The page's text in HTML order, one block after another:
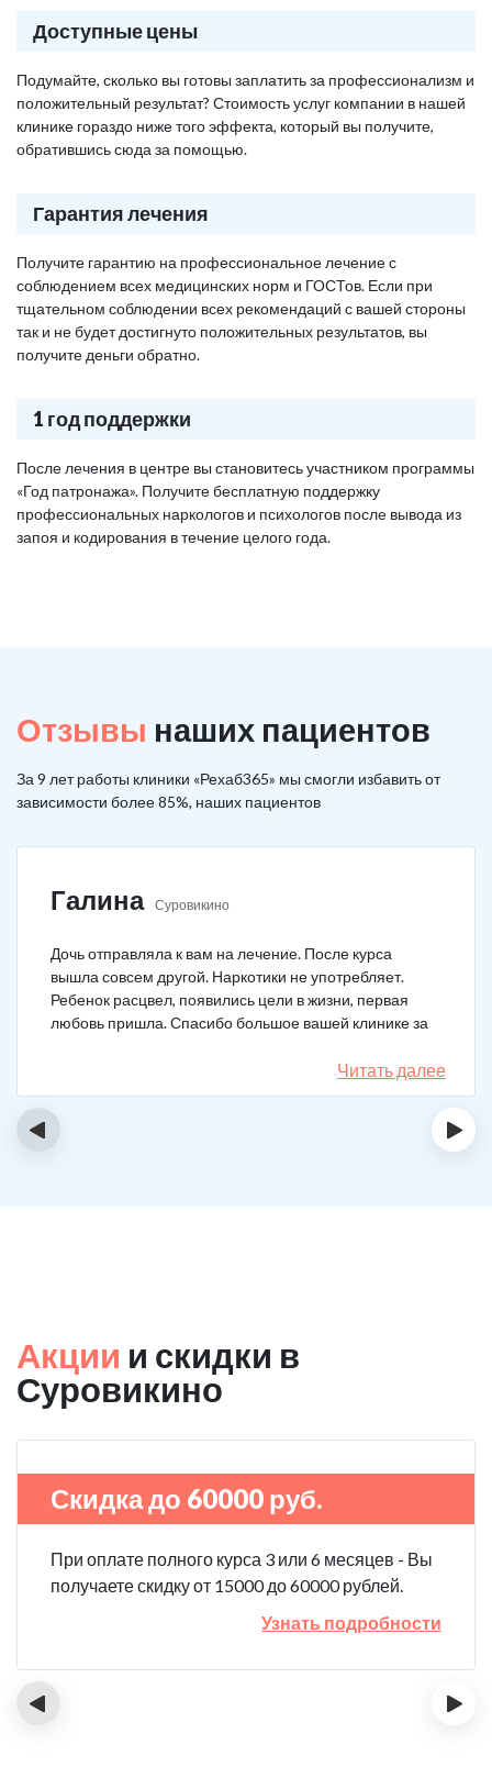
Доступные цены
Подумайте, сколько вы готовы заплатить за профессионализм и
положительный результат? Стоимость услуг компании в нашей
клинике гораздо ниже того эффекта, который вы получите,
обратившись сюда за помощью.
Гарантия лечения
Получите гарантию на профессиональное лечение с
соблюдением всех медицинских норм и ГОСТов. Если при
тщательном соблюдении всех рекомендаций с вашей стороны
так и не будет достигнуто положительных результатов, вы
получите деньги обратно.
1 год поддержки
После лечения в центре вы становитесь участником программы
«Год патронажа». Получите бесплатную поддержку
профессиональных наркологов и психологов после вывода из
запоя и кодирования в течение целого года.
Отзывы наших пациентов
За 9 лет работы клиники «Рехаб365» мы смогли избавить от
зависимости более 85%, наших пациентов
Галина Суровикино
Дочь отправляла к вам на лечение. После курса
вышла совсем другой. Наркотики не употребляет.
Ребенок расцвел, появились цели в жизни, первая
любовь пришла. Спасибо большое вашей клинике за
Читать далее
‹ ›
Акции и скидки в
Суровикино
Скидка до 60000 руб.
При оплате полного курса 3 или 6 месяцев - Вы
получаете скидку от 15000 до 60000 рублей.
Узнать подробности
‹ ›